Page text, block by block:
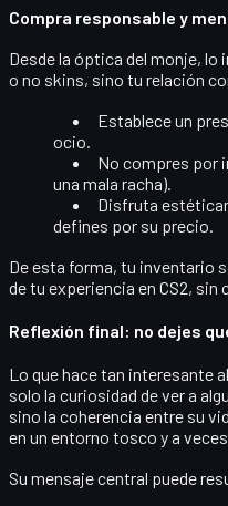
Compra responsable y
Desde la óptica del monje,
o no skins, sino tu relación
Establece un
ocio.
No compres por
una mala racha).
Disfruta
defines por su precio.
De esta forma, tu inventario
de tu experiencia en CS2,
Reflexión final: no dejes
Lo que hace tan interesante
solo la curiosidad de ver a
sino la coherencia entre su
en un entorno tosco y a
Su mensaje central puede